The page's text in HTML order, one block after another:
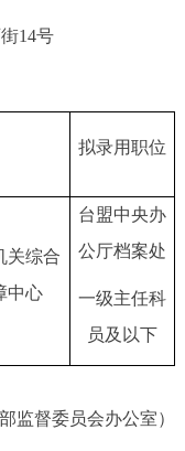
14号
拟录用职位
关综合
中心
台盟中央办
公厅档案处
一级主任科
员及以下
监督委员会办公室）